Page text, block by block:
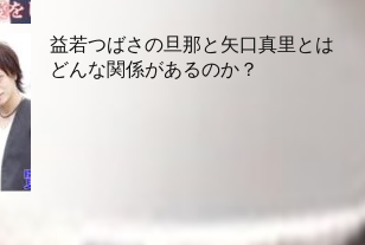
益若つばさの旦那と矢口真里とは
どんな関係があるのか？